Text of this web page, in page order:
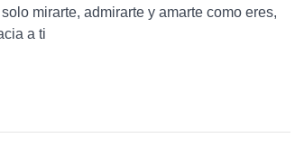
mirarte, admirarte y amarte como eres,
a ti